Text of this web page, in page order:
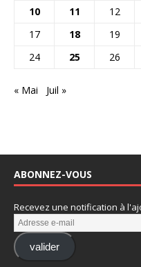
10
11 12
17
18 19
24
25 26
« Mai Juil »
ABONNEZ-VOUS
Recevez une notification à
valider